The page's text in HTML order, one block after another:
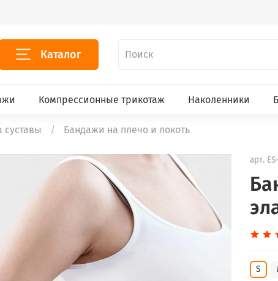
Каталог
Компрессионные трикотаж Наколенники
Бандажи на плечо и локоть
арт.
S